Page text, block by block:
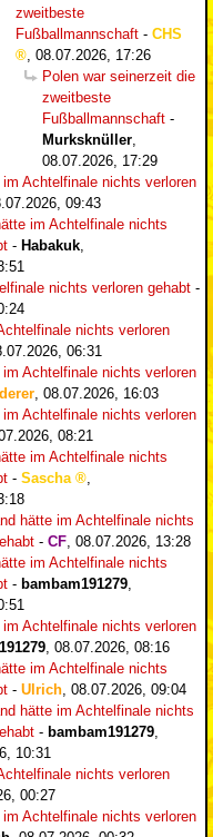
zweitbeste
Fußballmannschaft - CHS
08.07.2026, 17:26
Polen war seinerzeit die
zweitbeste
Fußballmannschaft -
Murksknüller
08.07.2026, 17:29
Achtelfinale nichts verloren
09:43
im Achtelfinale nichts
- Habakuk
nichts verloren gehabt -
nichts verloren
06:31
Achtelfinale nichts verloren
08.07.2026, 16:03
Achtelfinale nichts verloren
08:21
im Achtelfinale nichts
- Sascha
hätte im Achtelfinale nichts
- CF 08.07.2026, 13:28
im Achtelfinale nichts
- bambam191279
Achtelfinale nichts verloren
08.07.2026, 08:16
im Achtelfinale nichts
- Ulrich 08.07.2026, 09:04
hätte im Achtelfinale nichts
- bambam191279
10:31
nichts verloren
00:27
Achtelfinale nichts verloren